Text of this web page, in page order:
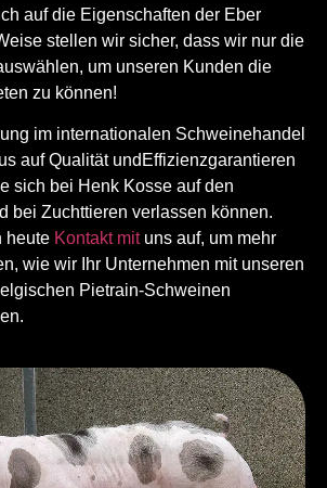
auf die Eigenschaften der Eber
stellen wir sicher, dass wir nur die
um unseren Kunden die
zu können!
im internationalen Schweinehandel
auf Qualität und Effizienzgarantieren
sich bei Henk Kosse auf den
bei Zuchttieren verlassen können.
heute Kontakt mituns auf, um mehr
wie wir Ihr Unternehmen mit unseren
Pietrain-Schweinen